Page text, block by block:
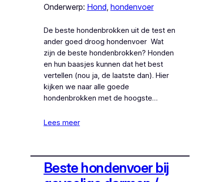
Onderwerp: Hond, hondenvoer
De beste hondenbrokken uit de test en
ander goed droog hondenvoer Wat
zijn de beste hondenbrokken? Honden
en hun baasjes kunnen dat het best
vertellen (nou ja, de laatste dan). Hier
kijken we naar alle goede
hondenbrokken met de hoogste…
Lees meer
Beste hondenvoer bij